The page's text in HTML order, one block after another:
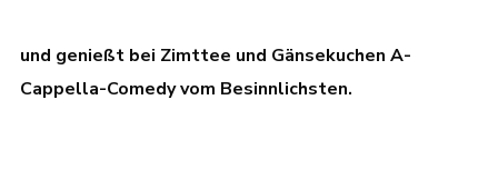
und genießt bei Zimttee und Gänsekuchen A-
Cappella-Comedy vom Besinnlichsten.